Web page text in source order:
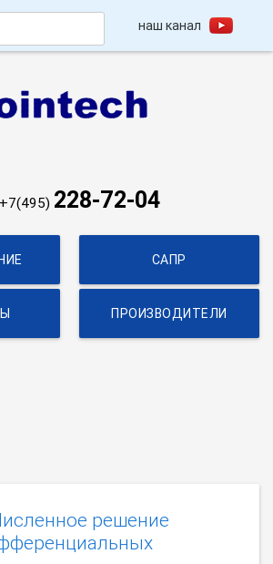
наш канал
+7(495) 228-72-04
САПР
ПРОИЗВОДИТЕЛИ
решение